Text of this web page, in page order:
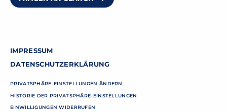
IMPRESSUM
DATENSCHUTZERKLÄRUNG
PRIVATSPHÄRE-EINSTELLUNGEN ÄNDERN
HISTORIE DER PRIVATSPHÄRE-EINSTELLUNGEN
EINWILLIGUNGEN WIDERRUFEN